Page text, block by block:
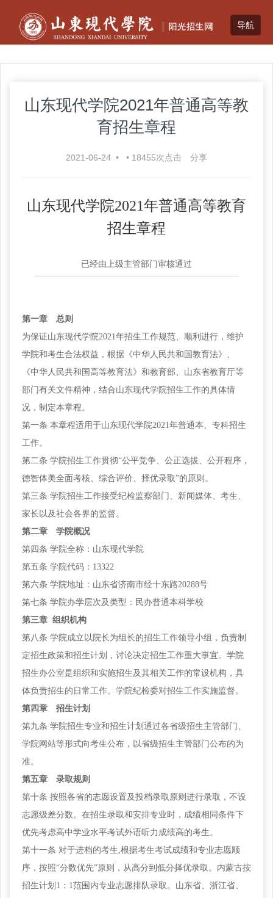
山东现代学院2021年普通高等教
育招生章程
2021-06-24 • • 18455次点击 分享
山东现代学院2021年普通高等教育
招生章程
已经由上级主管部门审核通过
第一章 总则
为保证山东现代学院2021年招生工作规范、顺利进行，维护
学院和考生合法权益，根据《中华人民共和国教育法》、
《中华人民共和国高等教育法》和教育部、山东省教育厅等
部门有关文件精神，结合山东现代学院招生工作的具体情
况，制定本章程。
第一条 本章程适用于山东现代学院2021年普通本、专科招生
工作。
第二条 学院招生工作贯彻“公平竞争、公正选拔、公开程序，
德智体美全面考核、综合评价、择优录取”的原则。
第三条 学院招生工作接受纪检监察部门、新闻媒体、考生、
家长以及社会各界的监督。
第二章 学院概况
第四条 学院全称：山东现代学院
第五条 学院代码：13322
第六条 学院地址：山东省济南市经十东路20288号
第七条 学院办学层次及类型：民办普通本科学校
第三章 组织机构
第八条 学院成立以院长为组长的招生工作领导小组，负责制
定招生政策和招生计划，讨论决定招生工作重大事宜。学院
招生办公室是组织和实施招生及其相关工作的常设机构，具
体负责招生的日常工作。学院纪检委对招生工作实施监督。
第四章 招生计划
第九条 学院招生专业和招生计划通过各省级招生主管部门、
学院网站等形式向考生公布，以省级招生主管部门公布的为
准。
第五章 录取规则
第十条 按照各省的志愿设置及投档录取原则进行录取，不设
志愿级差分数。在招生录取和安排专业时，成绩相同条件下
优先考虑高中学业水平考试外语听力成绩高的考生。
第十一条 对于进档的考生,根据考生考试成绩和专业志愿顺
序，按照“分数优先”原则，从高分到低分择优录取。内蒙古按
招生计划1：1范围内专业志愿排队录取。山东省、浙江省、